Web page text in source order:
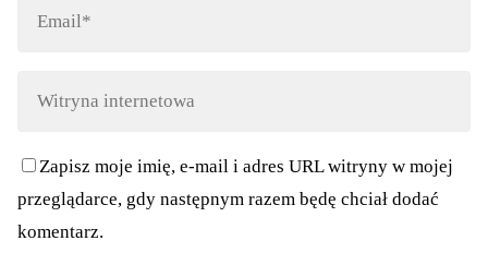
Zapisz moje imię, e-mail i adres URL witryny w mojej
przeglądarce, gdy następnym razem będę chciał dodać
komentarz.